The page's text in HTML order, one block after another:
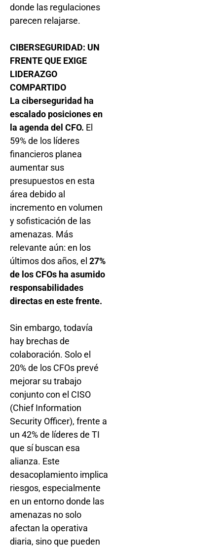
donde las regulaciones
parecen relajarse.
CIBERSEGURIDAD: UN
FRENTE QUE EXIGE
LIDERAZGO
COMPARTIDO
La ciberseguridad ha
escalado posiciones en
la agenda del CFO. El
59% de los líderes
financieros planea
aumentar sus
presupuestos en esta
área debido al
incremento en volumen
y sofisticación de las
amenazas. Más
relevante aún: en los
últimos dos años, el 27%
de los CFOs ha asumido
responsabilidades
directas en este frente.
Sin embargo, todavía
hay brechas de
colaboración. Solo el
20% de los CFOs prevé
mejorar su trabajo
conjunto con el CISO
(Chief Information
Security Officer), frente a
un 42% de líderes de TI
que sí buscan esa
alianza. Este
desacoplamiento implica
riesgos, especialmente
en un entorno donde las
amenazas no solo
afectan la operativa
diaria, sino que pueden